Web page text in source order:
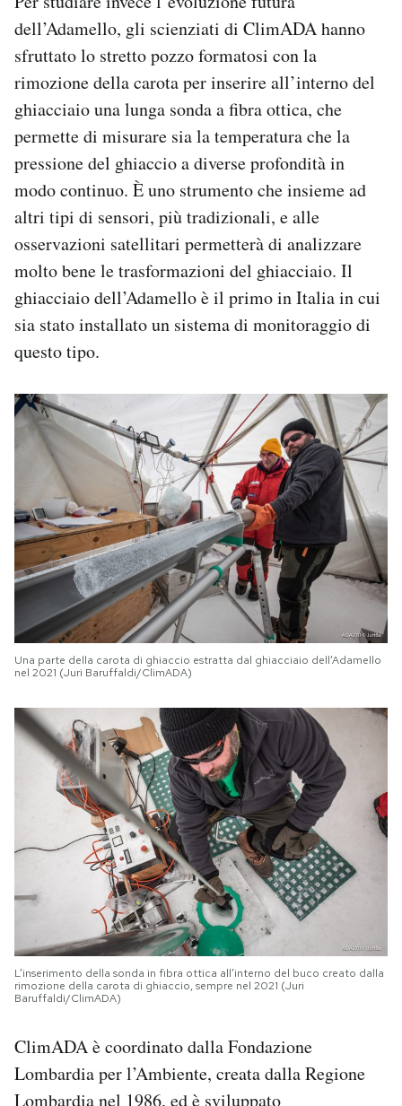
dell’Adamello, gli scienziati di ClimADA hanno
sfruttato lo stretto pozzo formatosi con la
rimozione della carota per inserire all’interno del
ghiacciaio una lunga sonda a fibra ottica, che
permette di misurare sia la temperatura che la
pressione del ghiaccio a diverse profondità in
modo continuo. È uno strumento che insieme ad
altri tipi di sensori, più tradizionali, e alle
osservazioni satellitari permetterà di analizzare
molto bene le trasformazioni del ghiacciaio. Il
ghiacciaio dell’Adamello è il primo in Italia in cui
sia stato installato un sistema di monitoraggio di
questo tipo.
Una parte della carota di ghiaccio estratta dal ghiacciaio dell’Adamello
nel 2021 (Juri Baruffaldi/ClimADA)
L’inserimento della sonda in fibra ottica all’interno del buco creato dalla
rimozione della carota di ghiaccio, sempre nel 2021 (Juri
Baruffaldi/ClimADA)
ClimADA è coordinato dalla Fondazione
Lombardia per l’Ambiente, creata dalla Regione
Lombardia nel 1986, ed è sviluppato